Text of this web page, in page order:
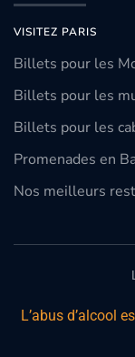
VISITEZ PARIS
Billets pour les
Billets pour les
Billets pour les
Promenades en
Nos meilleurs
L’abus d’alcool